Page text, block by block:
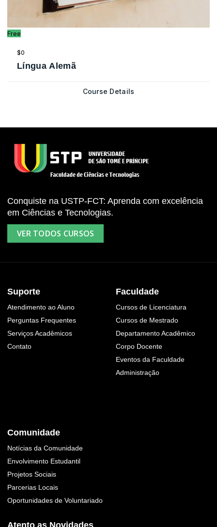
Free
$0
Língua Alemã
Course Details
Conquiste na USTP-FCT: Aprenda com excelência
em Ciências e Tecnologias.
VER TODOS CURSOS
Suporte
Atendimento ao Aluno
Perguntas Frequentes
Serviços Acadêmicos
Contato
Faculdade
Cursos de Licenciatura
Cursos de Mestrado
Departamento Acadêmico
Corpo Docente
Eventos da Faculdade
Administração
Comunidade
Notícias da Comunidade
Envolvimento Estudantil
Projetos Sociais
Parcerias Locais
Oportunidades de Voluntariado
Atento as Novidades